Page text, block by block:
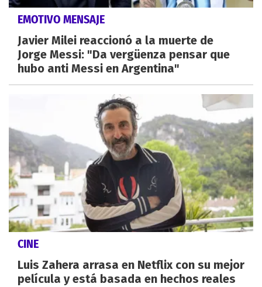
EMOTIVO MENSAJE
Javier Milei reaccionó a la muerte de
Jorge Messi: "Da vergüenza pensar que
hubo anti Messi en Argentina"
CINE
Luis Zahera arrasa en Netflix con su mejor
película y está basada en hechos reales